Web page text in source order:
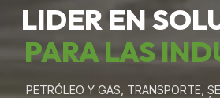
LIDER EN
PARA LAS
PETRÓLEO Y GAS, TRANSPORTE,